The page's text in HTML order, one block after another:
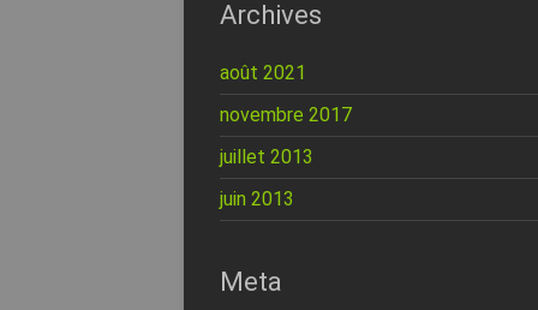
Archives
août 2021
novembre 2017
juillet 2013
juin 2013
Meta